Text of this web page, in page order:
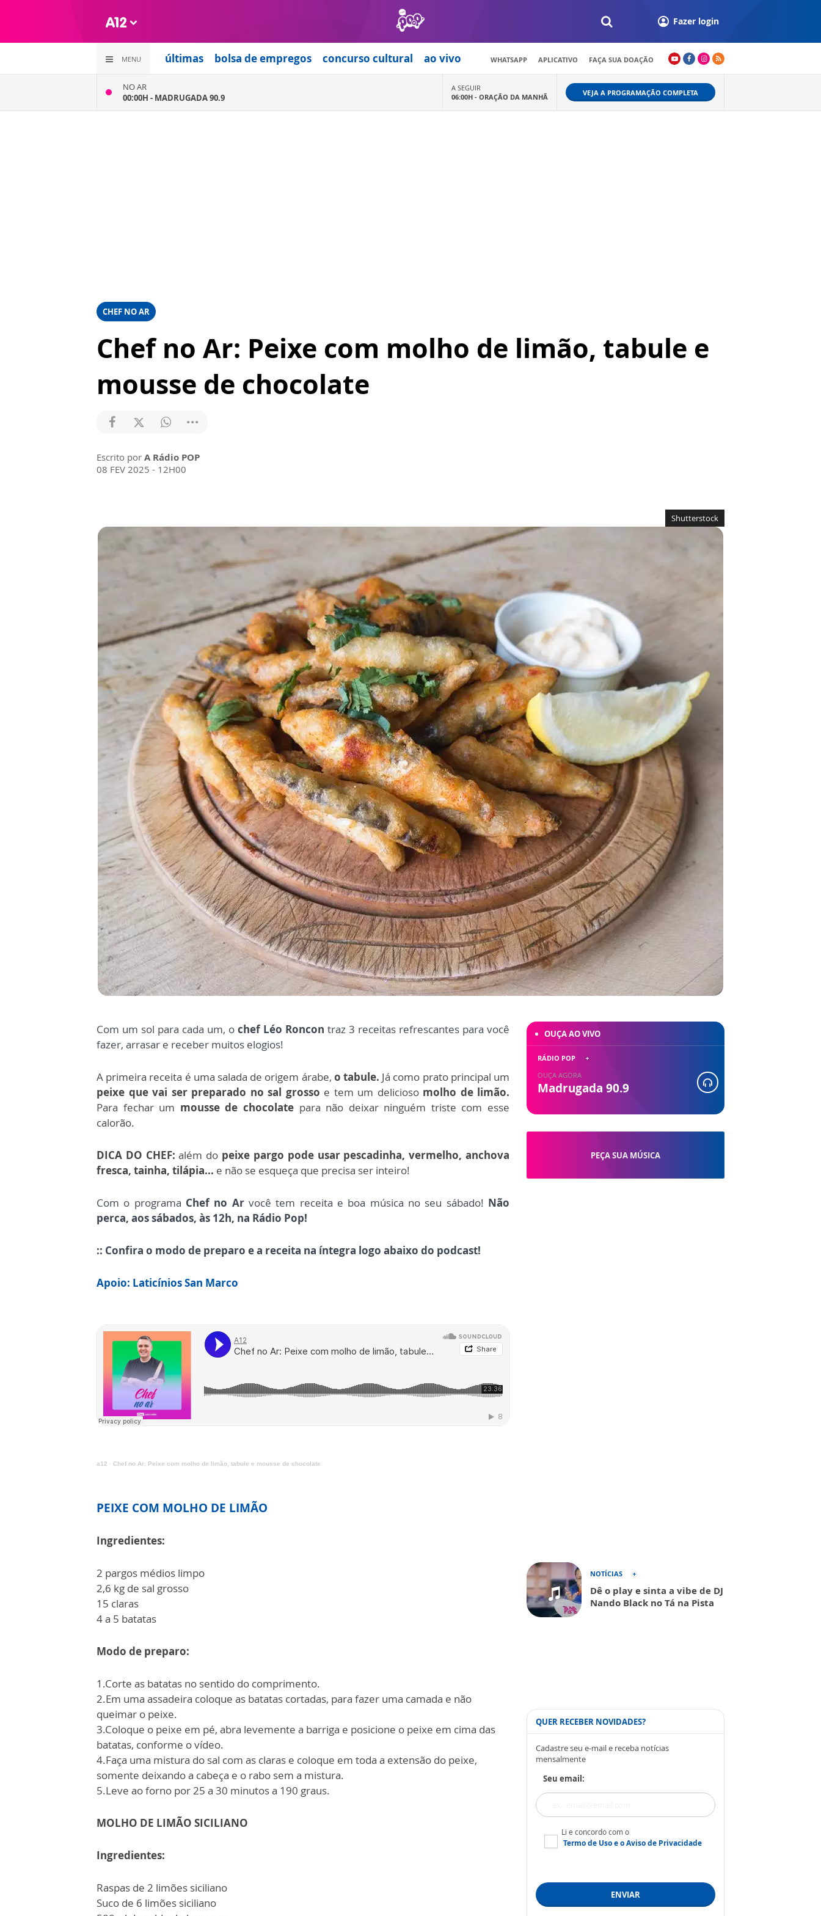
Fazer login
MENU últimas bolsa de empregos concurso cultural ao vivo WHATSAPP APLICATIVO FAÇA SUA DOAÇÃO
NO AR
00:00H - MADRUGADA 90.9
A SEGUIR
06:00H - ORAÇÃO DA MANHÃ VEJA A PROGRAMAÇÃO COMPLETA
CHEF NO AR
Chef no Ar: Peixe com molho de limão, tabule e
mousse de chocolate
Escrito por A Rádio POP
08 FEV 2025 - 12H00
Shutterstock
Com um sol para cada um, o chef Léo Roncon traz 3 receitas refrescantes para você
fazer, arrasar e receber muitos elogios!
A primeira receita é uma salada de origem árabe, o tabule. Já como prato principal um
peixe que vai ser preparado no sal grosso e tem um delicioso molho de limão.
Para fechar um mousse de chocolatepara não deixar ninguém triste com esse
calorão.
DICA DO CHEF:além do peixe pargo pode usar pescadinha, vermelho, anchova
fresca, tainha, tilápia... e não se esqueça que precisa ser inteiro!
Com o programa Chef no Ar você tem receita e boa música no seu sábado! Não
perca, aos sábados, às 12h, na Rádio Pop!
:: Confira o modo de preparo e a receita na íntegra logo abaixo do podcast!
Apoio: Laticínios San Marco
a12 · Chef no Ar: Peixe com molho de limão, tabule e mousse de chocolate
PEIXE COM MOLHO DE LIMÃO
Ingredientes:
2 pargos médios limpo
2,6 kg de sal grosso
15 claras
4 a 5 batatas
Modo de preparo:
1.Corte as batatas no sentido do comprimento.
2.Em uma assadeira coloque as batatas cortadas, para fazer uma camada e não
queimar o peixe.
3.Coloque o peixe em pé, abra levemente a barriga e posicione o peixe em cima das
batatas, conforme o vídeo.
4.Faça uma mistura do sal com as claras e coloque em toda a extensão do peixe,
somente deixando a cabeça e o rabo sem a mistura.
5.Leve ao forno por 25 a 30 minutos a 190 graus.
MOLHO DE LIMÃO SICILIANO
Ingredientes:
Raspas de 2 limões siciliano
Suco de 6 limões siciliano
PEÇA SUA MÚSICA
OUÇA AO VIVO
RÁDIO POP
OUÇA AGORA
Madrugada 90.9
NOTÍCIAS
Dê o play e sinta a vibe de DJ
Nando Black no Tá na Pista
QUER RECEBER NOVIDADES?
Cadastre seu e-mail e receba notícias
mensalmente
Seu email:
Li e concordo com o
Termo de Usoe oAviso de Privacidade
ENVIAR